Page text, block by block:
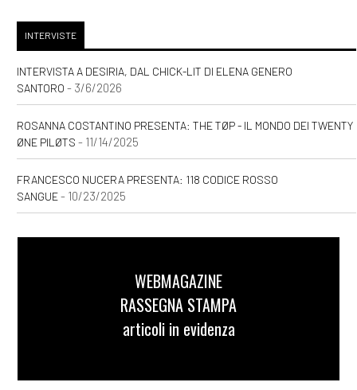
INTERVISTE
INTERVISTA A DESIRIA, DAL CHICK-LIT DI ELENA GENERO
SANTORO - 3/6/2026
ROSANNA COSTANTINO PRESENTA: THE TØP - IL MONDO DEI TWENTY
ØNE PILØTS - 11/14/2025
FRANCESCO NUCERA PRESENTA: 118 CODICE ROSSO
SANGUE- 10/23/2025
WEBMAGAZINE
RASSEGNA STAMPA
articoli in evidenza